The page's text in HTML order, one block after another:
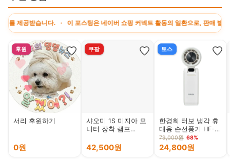
공받습니다. · 이 포스팅은 네이버 쇼핑 커넥트 활동의 일환으로, 판매 발생
후원
서리 후원하기
0원
쿠팡
샤오미 1S 미지아 모
니터 장착 램프
42,500원
토스
한경희 터보 냉각 휴
대용 손선풍기 HF-
T50F, 밀키화이트, 1
개
79,000원 68%
24,800원